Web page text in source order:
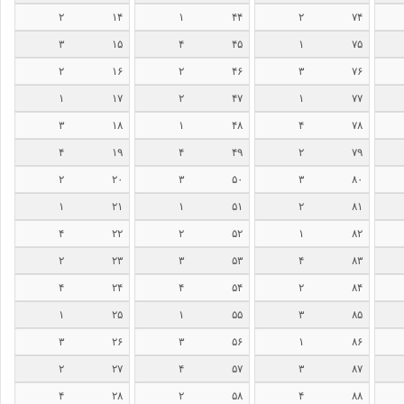
۱۴ ۲
۱۵ ۳
۱۶ ۲
۱۷ ۱
۱۸ ۳
۱۹ ۴
۲۰ ۲
۲۱ ۱
۲۲ ۴
۲۳ ۲
۲۴ ۴
۲۵ ۱
۲۶ ۳
۲۷ ۲
۲۸ ۴
۴۴ ۱
۴۵ ۴
۴۶ ۲
۴۷ ۲
۴۸ ۱
۴۹ ۴
۵۰ ۳
۵۱ ۱
۵۲ ۲
۵۳ ۳
۵۴ ۴
۵۵ ۱
۵۶ ۳
۵۷ ۴
۵۸ ۲
۷۴ ۲
۷۵ ۱
۷۶ ۳
۷۷ ۱
۷۸ ۴
۷۹ ۲
۸۰ ۳
۸۱ ۲
۸۲ ۱
۸۳ ۴
۸۴ ۲
۸۵ ۳
۸۶ ۱
۸۷ ۳
۸۸ ۴